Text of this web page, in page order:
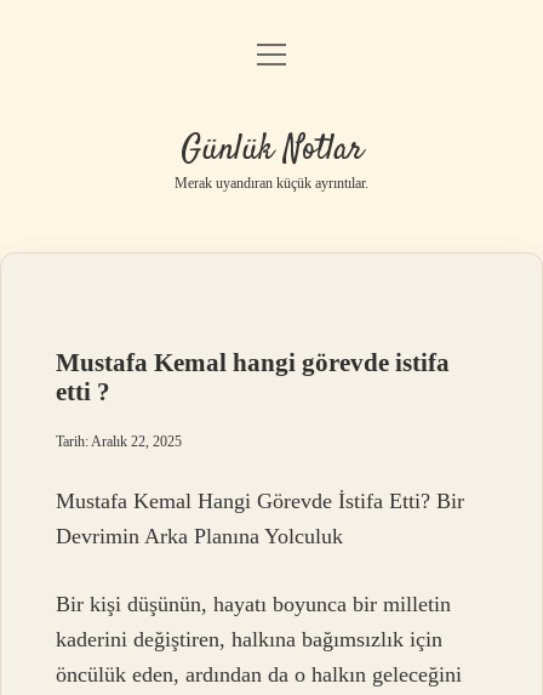
Anasayfa
Yasal Uyarı
menüyü
Günlük Notlar
Merak uyandıran küçük ayrıntılar.
Mustafa Kemal hangi görevde istifa
etti ?
Tarih: Aralık 22, 2025
Mustafa Kemal Hangi Görevde İstifa Etti? Bir
Devrimin Arka Planına Yolculuk
Bir kişi düşünün, hayatı boyunca bir milletin
kaderini değiştiren, halkına bağımsızlık için
öncülük eden, ardından da o halkın geleceğini